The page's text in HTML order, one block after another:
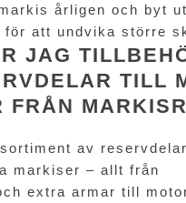
årligen och byt
för att undvika större
JAG
TILL
FRÅN
av
markiser – allt från
extra armar till